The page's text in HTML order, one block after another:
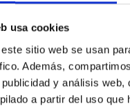
usa cookies
sitio web se usan
Además,
y análisis
a partir del uso